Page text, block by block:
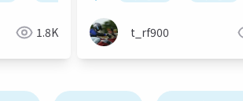
1.8K t_rf900